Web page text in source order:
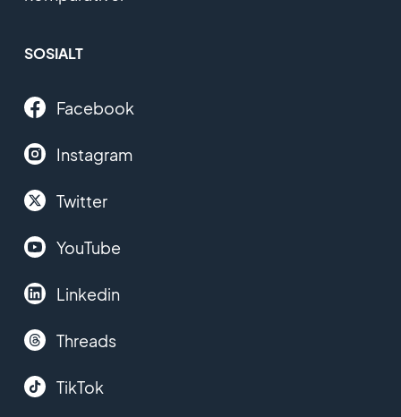
SOSIALT
Facebook
Instagram
Twitter
YouTube
Linkedin
Threads
TikTok